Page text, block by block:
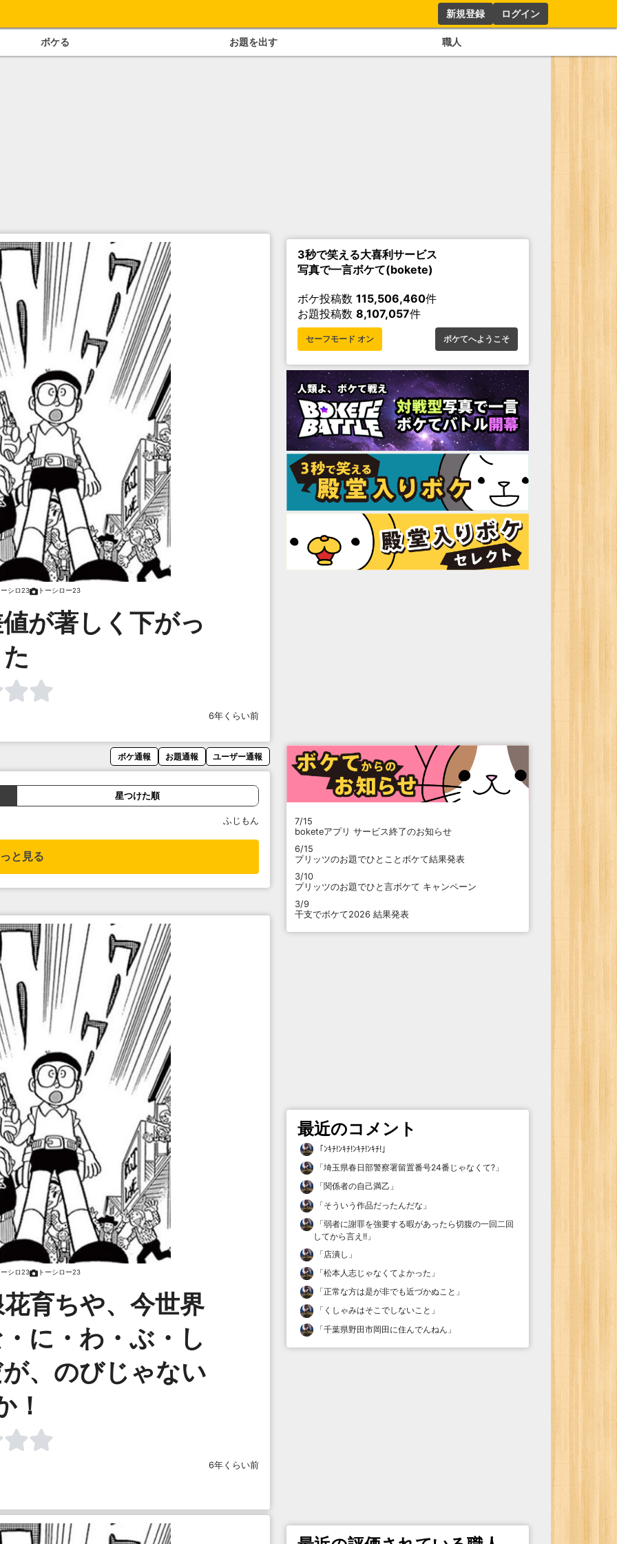
新規登録 ログイン
ボケる お題を出す 職人
シロ23 トーシロー23
が著しく下がっ
た
6年くらい前
ボケ通報 お題通報 ユーザー通報
星つけた順
ふじもん
と見る
シロ23 トーシロー23
育ちや、今世界
に・わ・ぶ・し
、のびじゃない
！
6年くらい前
3秒で笑える大喜利サービス
写真で一言ボケて(bokete)
ボケ投稿数 115,506,460件
お題投稿数 8,107,057件
セーフモード オン ボケてへようこそ
7/15
boketeアプリ サービス終了のお知らせ
6/15
プリッツのお題でひとことボケて結果発表
3/10
プリッツのお題でひと言ボケて キャンペーン
3/9
干支でボケて2026 結果発表
最近のコメント
「ﾝｷﾁ!ﾝｷﾁ!ﾝｷﾁ!ﾝｷﾁ! 」
「埼玉県春日部警察署留置番号24番じゃなくて? 」
「関係者の自己満乙 」
「そういう作品だったんだな 」
「弱者に謝罪を強要する暇があったら切腹の一回二回
してから言え!! 」
「 店潰し 」
「松本人志じゃなくてよかった 」
「正常な方は是が非でも近づかぬこと 」
「 くしゃみはそこでしないこと 」
「千葉県野田市岡田に住んでんねん 」